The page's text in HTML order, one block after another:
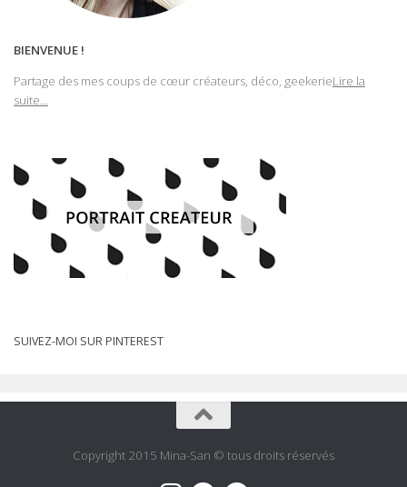
BIENVENUE !
Partage des mes coups de cœur créateurs, déco, geekerieLire la
suite...
SUIVEZ-MOI SUR PINTEREST
Copyright 2015 Mina-San © tous droits réservés